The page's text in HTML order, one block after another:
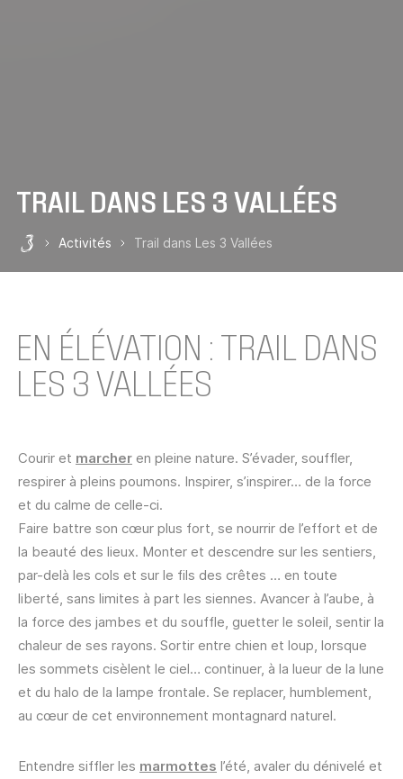
TRAIL DANS LES 3 VALLÉES
Activités Trail dans Les 3 Vallées
EN ÉLÉVATION : TRAIL DANS
LES 3 VALLÉES
Courir et marcher en pleine nature. S’évader, souffler,
respirer à pleins poumons. Inspirer, s’inspirer… de la force
et du calme de celle-ci.
Faire battre son cœur plus fort, se nourrir de l’effort et de
la beauté des lieux. Monter et descendre sur les sentiers,
par-delà les cols et sur le fils des crêtes … en toute
liberté, sans limites à part les siennes. Avancer à l’aube, à
la force des jambes et du souffle, guetter le soleil, sentir la
chaleur de ses rayons. Sortir entre chien et loup, lorsque
les sommets cisèlent le ciel… continuer, à la lueur de la lune
et du halo de la lampe frontale. Se replacer, humblement,
au cœur de cet environnement montagnard naturel.
Entendre siffler les marmottes l’été, avaler du dénivelé et